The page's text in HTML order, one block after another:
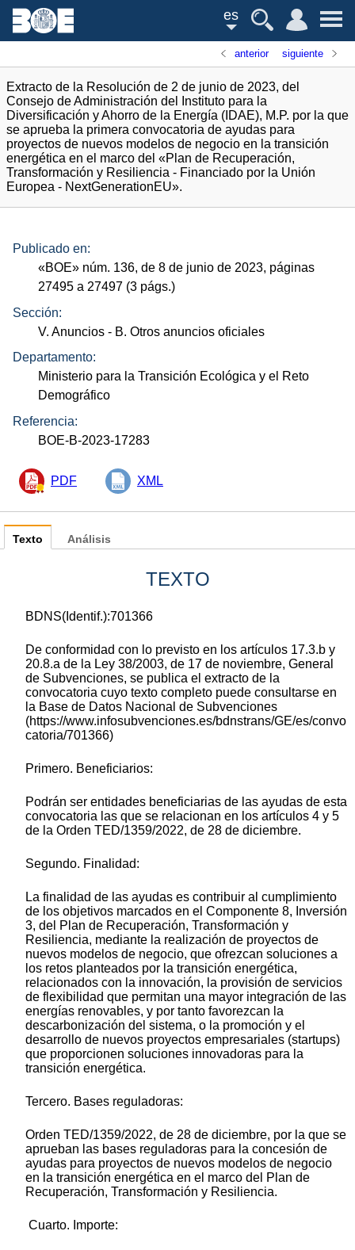
es
anterior siguiente
Extracto de la Resolución de 2 de junio de 2023, del
Consejo de Administración del Instituto para la
Diversificación y Ahorro de la Energía (IDAE), M.P. por la que
se aprueba la primera convocatoria de ayudas para
proyectos de nuevos modelos de negocio en la transición
energética en el marco del «Plan de Recuperación,
Transformación y Resiliencia - Financiado por la Unión
Europea - NextGenerationEU».
Publicado en:
«BOE» núm. 136, de 8 de junio de 2023, páginas
27495 a 27497 (3 págs.)
Sección:
V. Anuncios - B. Otros anuncios oficiales
Departamento:
Ministerio para la Transición Ecológica y el Reto
Demográfico
Referencia:
BOE-B-2023-17283
PDF XML
Texto
TEXTO
BDNS(Identif.):701366
De conformidad con lo previsto en los artículos 17.3.b y
20.8.a de la Ley 38/2003, de 17 de noviembre, General
de Subvenciones, se publica el extracto de la
convocatoria cuyo texto completo puede consultarse en
la Base de Datos Nacional de Subvenciones
(https://www.infosubvenciones.es/bdnstrans/GE/es/convo
catoria/701366)
Primero. Beneficiarios:
Podrán ser entidades beneficiarias de las ayudas de esta
convocatoria las que se relacionan en los artículos 4 y 5
de la Orden TED/1359/2022, de 28 de diciembre.
Segundo. Finalidad:
La finalidad de las ayudas es contribuir al cumplimiento
de los objetivos marcados en el Componente 8, Inversión
3, del Plan de Recuperación, Transformación y
Resiliencia, mediante la realización de proyectos de
nuevos modelos de negocio, que ofrezcan soluciones a
los retos planteados por la transición energética,
relacionados con la innovación, la provisión de servicios
de flexibilidad que permitan una mayor integración de las
energías renovables, y por tanto favorezcan la
descarbonización del sistema, o la promoción y el
desarrollo de nuevos proyectos empresariales (startups)
que proporcionen soluciones innovadoras para la
transición energética.
Tercero. Bases reguladoras:
Orden TED/1359/2022, de 28 de diciembre, por la que se
aprueban las bases reguladoras para la concesión de
ayudas para proyectos de nuevos modelos de negocio
en la transición energética en el marco del Plan de
Recuperación, Transformación y Resiliencia.
Cuarto. Importe:
Análisis